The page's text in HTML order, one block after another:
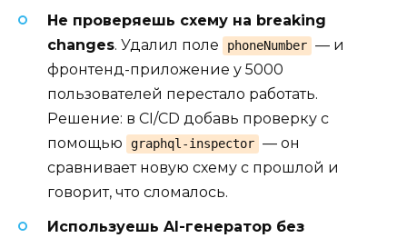
Не проверяешь схему на breaking
changes. Удалил поле phoneNumber — и
фронтенд-приложение у 5000
пользователей перестало работать.
Решение: в CI/CD добавь проверку с
помощью
graphql-inspector — он
сравнивает новую схему с прошлой и
говорит, что сломалось.
Используешь AI-генератор без